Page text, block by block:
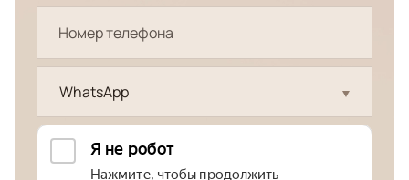
WhatsApp